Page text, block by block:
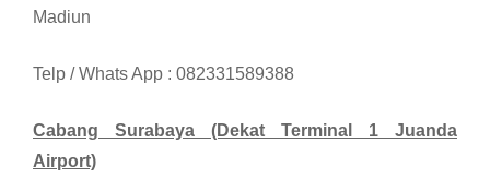
Madiun
Telp / Whats App : 082331589388
Cabang Surabaya (Dekat Terminal 1 Juanda
Airport)